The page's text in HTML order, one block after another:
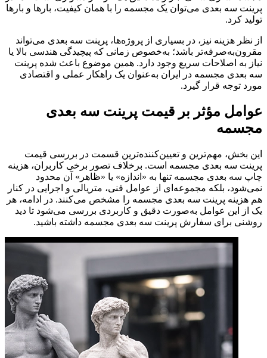
پرینت سه بعدی می‌توان یک مجسمه را با همان کیفیت، بارها و بارها
تولید کرد.
از نظر هزینه نیز، در بسیاری از پروژه‌ها، پرینت سه بعدی می‌تواند
مقرون‌به‌صرفه‌تر باشد؛ به‌خصوص زمانی که پیچیدگی هندسی بالا یا
نیاز به اصلاحات سریع وجود دارد. همین موضوع باعث شده پرینت
سه بعدی مجسمه در ایران به‌عنوان یک راهکار عملی و اقتصادی
مورد توجه قرار گیرد.
عوامل مؤثر بر قیمت پرینت سه بعدی
مجسمه
این بخش، مهم‌ترین و تعیین‌کننده‌ترین قسمت در بررسی قیمت
پرینت سه بعدی مجسمه است. برخلاف تصور برخی کاربران، هزینه
چاپ سه بعدی مجسمه تنها به «اندازه» یا «ظاهر» آن محدود
نمی‌شود، بلکه مجموعه‌ای از عوامل فنی، متریالی و اجرایی در کنار
هم هزینه پرینت سه بعدی مجسمه را مشخص می‌کنند. در ادامه، هر
یک از این عوامل به‌صورت دقیق و کاربردی بررسی می‌شود تا دید
روشنی برای سفارش پرینت سه بعدی مجسمه داشته باشید.